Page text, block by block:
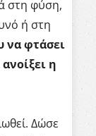
στη φύση,
ή στη
να φτάσει
η
Δώσε